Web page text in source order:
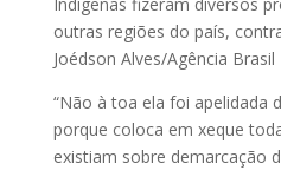
outras regiões do país,
Joédson Alves/Agência Brasil
“Não à toa ela foi apelidada
porque coloca em xeque
existiam sobre demarcação